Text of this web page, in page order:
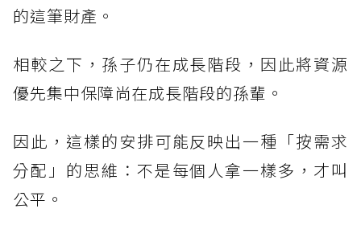
的這筆財產。
相較之下，孫子仍在成長階段，因此將資源
優先集中保障尚在成長階段的孫輩。
因此，這樣的安排可能反映出一種「按需求
分配」的思維：不是每個人拿一樣多，才叫
公平。